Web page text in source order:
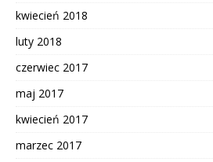
kwiecień 2018
luty 2018
czerwiec 2017
maj 2017
kwiecień 2017
marzec 2017